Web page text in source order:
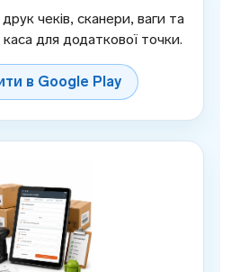
чеків, сканери, ваги та
для додаткової точки.
в Google Play